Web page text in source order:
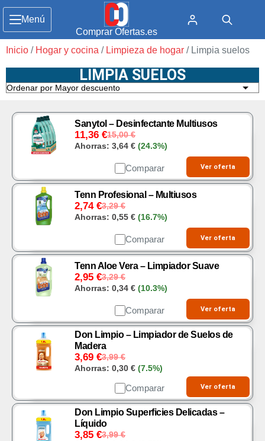
Menú
Comprar Ofertas.es
Inicio / Hogar y cocina / Limpieza de hogar / Limpia suelos
LIMPIA SUELOS
Sanytol – Desinfectante Multiusos
15,00€
11,36 €
Ahorras: 3,64 € (24.3%)
Comparar Ver oferta
Tenn Profesional – Multiusos
3,29€
2,74 €
Ahorras: 0,55 € (16.7%)
Comparar Ver oferta
Tenn Aloe Vera – Limpiador Suave
3,29€
2,95 €
Ahorras: 0,34 € (10.3%)
Comparar Ver oferta
Don Limpio – Limpiador de Suelos de
Madera
3,99€
3,69 €
Ahorras: 0,30 € (7.5%)
Comparar Ver oferta
Don Limpio Superficies Delicadas –
Líquido
3,99€
3,85 €